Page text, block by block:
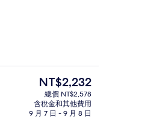
接待櫃台
目
前
的
價
NT$2,232
總價 NT$2,578
含稅金和其他費用
9 月 7 日 - 9 月 8 日